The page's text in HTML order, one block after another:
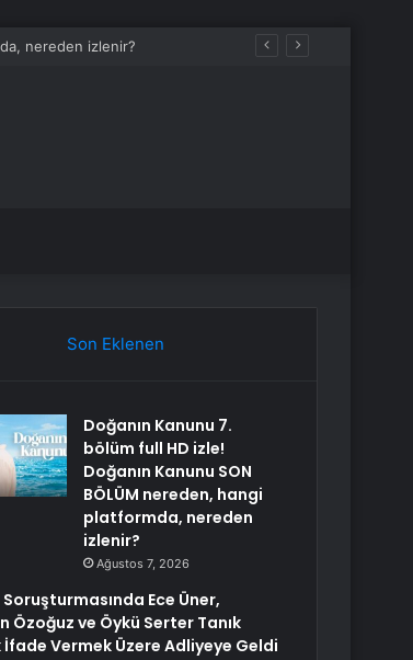
nereden izlenir?
Son Eklenen
Doğanın Kanunu 7.
bölüm full HD izle!
Doğanın Kanunu SON
BÖLÜM nereden, hangi
platformda, nereden
izlenir?
Ağustos 7, 2026
Ece Üner,
Özoğuz ve Öykü Serter Tanık
Vermek Üzere Adliyeye Geldi